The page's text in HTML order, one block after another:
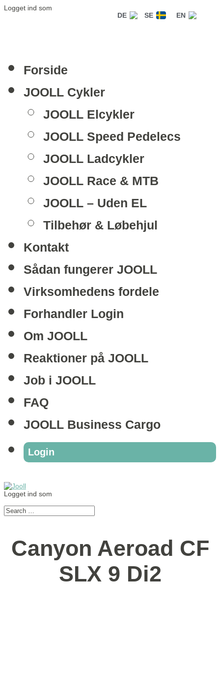
Logget ind som
Forside
JOOLL Cykler
JOOLL Elcykler
JOOLL Speed Pedelecs
JOOLL Ladcykler
JOOLL Race & MTB
JOOLL – Uden EL
Tilbehør & Løbehjul
Kontakt
Sådan fungerer JOOLL
Virksomhedens fordele
Forhandler Login
Om JOOLL
Reaktioner på JOOLL
Job i JOOLL
FAQ
JOOLL Business Cargo
Login
Logget ind som
DE SE EN
Canyon Aeroad CF
SLX 9 Di2